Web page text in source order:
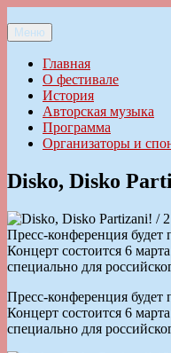
к
содержимому
Ильменский фестиваль
Меню
Главная
О фестивале
История
Авторская музыка
Программа
Организаторы и
Disko, Disko
Пресс-конференция будет
Концерт состоится 6
специально для
Пресс-конференция будет
Концерт состоится 6
специально для